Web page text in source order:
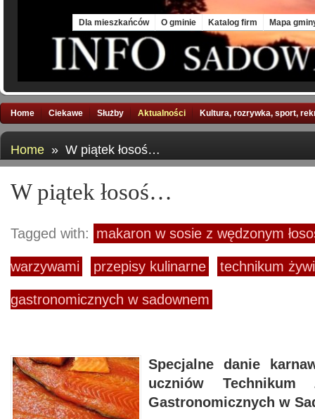
Dla mieszkańców O gminie Katalog firm Mapa
Home Ciekawe Służby Aktualności Kultura, rozrywka, sport,
Home » W piątek łosoś…
W piątek łosoś…
Tagged with: makaron w sosie z wędzonym
warzywami przepisy kulinarne technikum
gastronomicznych w sadownem
Specjalne danie
uczniów
Gastronomicznych w